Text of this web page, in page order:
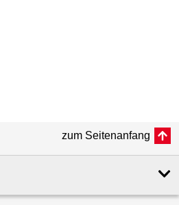
zum Seitenanfang